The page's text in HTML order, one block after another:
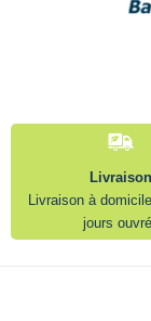
Livraison
Livraison à
jours